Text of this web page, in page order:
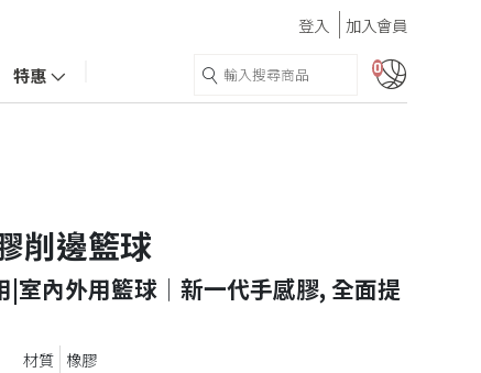
登入 加入會員
特惠 0
削邊籃球
室內外用籃球│新一代手感膠, 全面提
橡膠